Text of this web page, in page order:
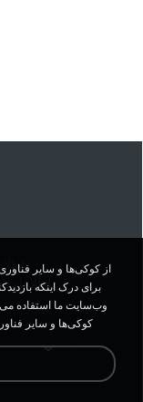
اطلاعاتبرای درک اینکه
وب‌سایت ما استفاده
کوکی‌ها و سایر